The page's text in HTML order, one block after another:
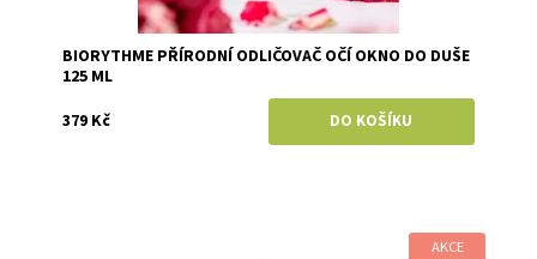
BIORYTHME PŘÍRODNÍ ODLIČOVAČ OČÍ OKNO DO DUŠE
125 ML
379 Kč
AKCE